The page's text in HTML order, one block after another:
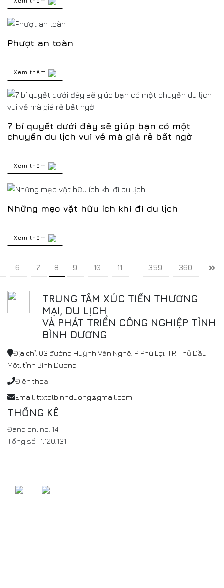
Phượt an toàn
Xem thêm
7 bí quyết dưới đây sẽ giúp bạn có một
chuyến du lịch vui vẻ mà giá rẻ bất ngờ
Xem thêm
Những mẹo vặt hữu ích khi đi du lịch
Xem thêm
6 7 8 9 10 11 359 360
TRUNG TÂM XÚC TIẾN THƯƠNG
MẠI, DU LỊCH
VÀ PHÁT TRIỂN CÔNG NGHIỆP TỈNH
BÌNH DƯƠNG
Địa chỉ: 03 đường Huỳnh Văn Nghệ, P. Phú Lợi, TP. Thủ Dầu
Một, tỉnh Bình Dương
Điện thoại :
Email: ttxtdlbinhduong@gmail.com
THỐNG KÊ
Đang online: 14
Tổng số : 1,120,131